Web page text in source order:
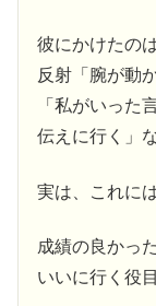
彼にかけたの
反射「腕が動
「私がいった
伝えに行く」
実は、これに
成績の良かっ
いいに行く役